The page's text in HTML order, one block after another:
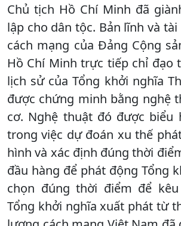
Chủ tịch Hồ Chí Minh đã
lập cho dân tộc. Bản lĩnh và
cách mạng của Đảng Cộng
Hồ Chí Minh trực tiếp chỉ đạo
lịch sử của Tổng khởi nghĩa
được chứng minh bằng nghệ
cơ. Nghệ thuật đó được biểu
trong việc dự đoán xu thế
hình và xác định đúng thời
đầu hàng để phát động Tổng
chọn đúng thời điểm để
Tổng khởi nghĩa xuất phát từ